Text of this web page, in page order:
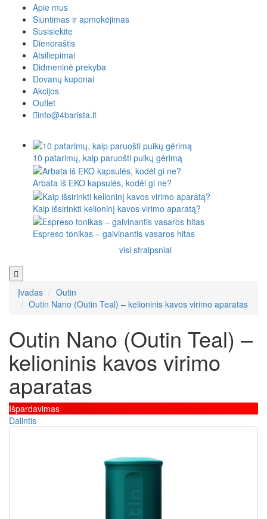
Apie mus
Siuntimas ir apmokėjimas
Susisiekite
Dienoraštis
Atsiliepimai
Didmeninė prekyba
Dovanų kuponai
Akcijos
Outlet
info@4barista.lt
10 patarimų, kaip paruošti puikų gėrimą
Arbata iš EKO kapsulės, kodėl gi ne?
Kaip išsirinkti kelioninį kavos virimo aparatą?
Espreso tonikas – gaivinantis vasaros hitas
visi straipsniai
Įvadas
Outin
Outin Nano (Outin Teal) – kelioninis kavos virimo aparatas
Outin Nano (Outin Teal) –
kelioninis kavos virimo
aparatas
Išpardavimas
Dalintis